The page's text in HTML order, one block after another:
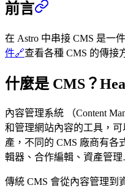
前言
在 Astro 中串接 CMS 是一
件🔗查看各種 CMS 的傳接
什麼是 CMS？
內容管理系統 （Content
和管理網站內容的工具，
產，不同的 CMS 廠商有各
輯器、合作編輯、資產管
傳統 CMS 會從內容管理到